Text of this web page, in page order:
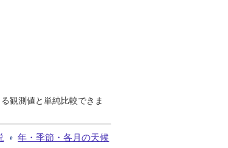
観測値と単純比較できま
年・季節・各月の天候